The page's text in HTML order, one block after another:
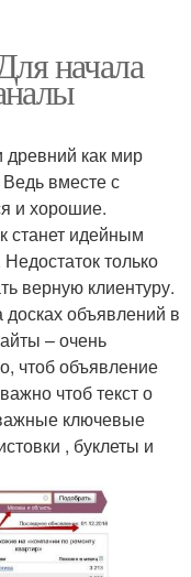
начала
как мир
Ведь вместе с
и хорошие.
станет идейным
только
верную клиентуру.
объявлений в
– очень
чтоб объявление
чтоб текст о
ключевые
, буклеты и